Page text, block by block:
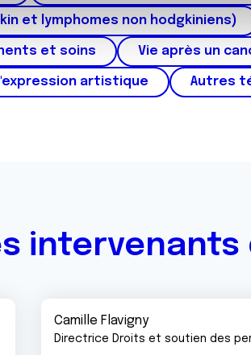
de publicité et d'analyse, qui peuvent
ont collectées lors de votre utilisation
et lymphomes non hodgkiniens)
et soins Vie après un
artistique Autres
Camille Flavigny
Directrice Droits et soutien des